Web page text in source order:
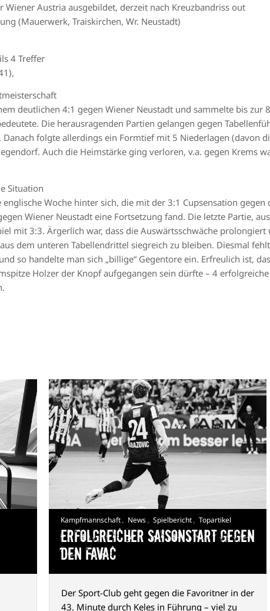
Wiener Austria ausgebildet, derzeit nach Kreuzbandriss out
(Mauerwerk, Traiskirchen, Wr. Neustadt)
4 Treffer
deutlichen 4:1 gegen Wiener Neustadt und sammelte bis zur
Die herausragenden Partien gelangen gegen
Danach folgte allerdings ein Formtief mit 5 Niederlagen (davon
Auch die Heimstärke ging verloren, v.a. gegen Krems
Situation
Woche hinter sich, die mit der 3:1 Cupsensation
Wiener Neustadt eine Fortsetzung fand. Die letzte Partie,
mit 3:3. Ärgerlich war, dass die Auswärtsschwäche
dem unteren Tabellendrittel siegreich zu bleiben. Diesmal
so handelte man sich „billige“ Gegentore ein. Erfreulich ist,
Holzer der Knopf aufgegangen sein dürfte – 4
Kampfmannschaft, News, Spielbericht, Topartikel
Erfolgreicher Saisonstart gegen
den FavAC
Der Sport-Club geht gegen die Favoritner in der
43. Minute durch Keles in Führung – viel zu